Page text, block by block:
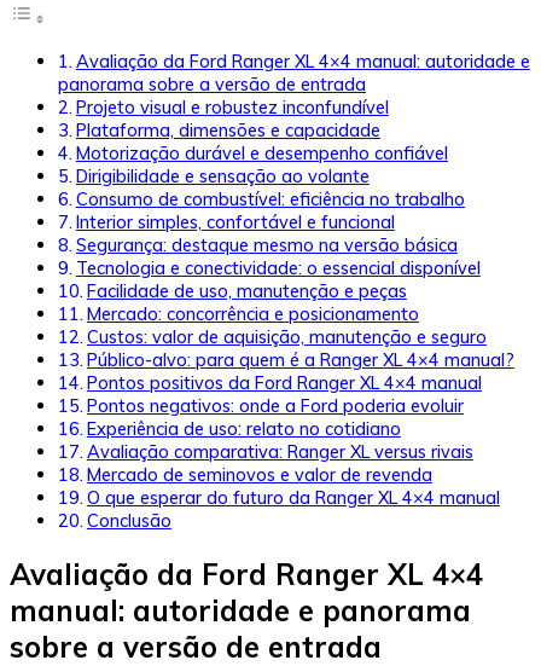
Avaliação da Ford Ranger XL 4×4 manual: autoridade e
panorama sobre a versão de entrada
Projeto visual e robustez inconfundível
Plataforma, dimensões e capacidade
Motorização durável e desempenho confiável
Dirigibilidade e sensação ao volante
Consumo de combustível: eficiência no trabalho
Interior simples, confortável e funcional
Segurança: destaque mesmo na versão básica
Tecnologia e conectividade: o essencial disponível
Facilidade de uso, manutenção e peças
Mercado: concorrência e posicionamento
Custos: valor de aquisição, manutenção e seguro
Público-alvo: para quem é a Ranger XL 4×4 manual?
Pontos positivos da Ford Ranger XL 4×4 manual
Pontos negativos: onde a Ford poderia evoluir
Experiência de uso: relato no cotidiano
Avaliação comparativa: Ranger XL versus rivais
Mercado de seminovos e valor de revenda
O que esperar do futuro da Ranger XL 4×4 manual
Conclusão
Avaliação da Ford Ranger XL 4×4
manual: autoridade e panorama
sobre a versão de entrada